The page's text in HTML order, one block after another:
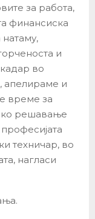
за работа,
финансиска
натаму,
и
во
апелираме и
време за
решавање
техничар, во
нагласи